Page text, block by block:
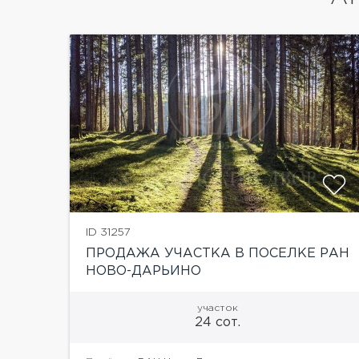
ID 31257
ПРОДАЖА УЧАСТКА В ПОСЕЛКЕ РАН
НОВО-ДАРЬИНО
участок
24 сот.